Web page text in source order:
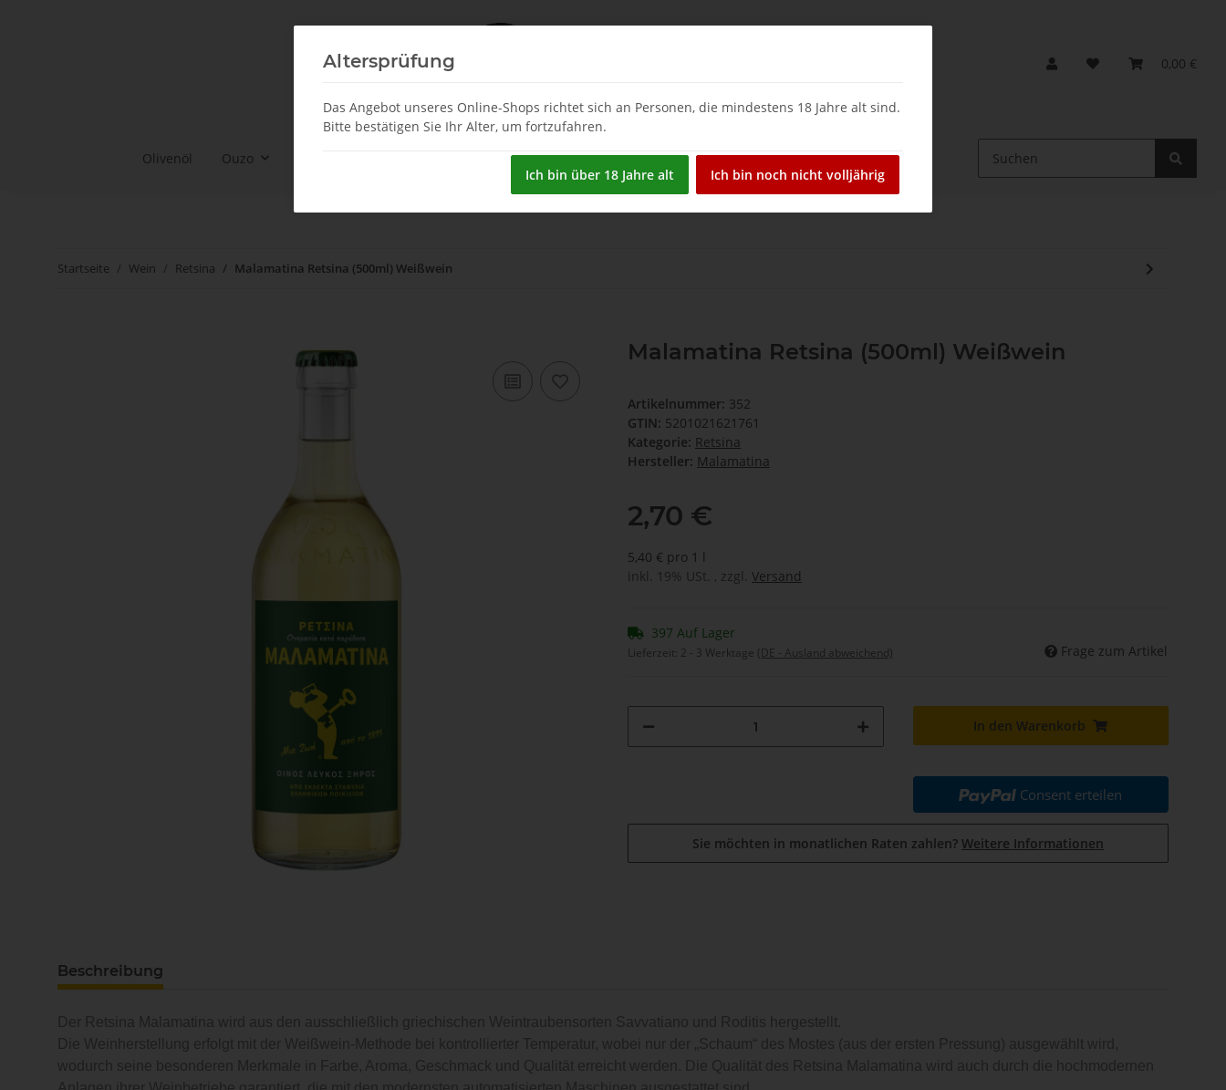
0,00 €
Olivenöl Ouzo Spirituosen Tsipouro & Tsikoudia Wein
Startseite Wein Retsina Malamatina Retsina (500ml) Weißwein
Malamatina Retsina (500ml) Weißwein
Artikelnummer: 352
GTIN: 5201021621761
Kategorie: Retsina
Hersteller: Malamatina
2,70 €
5,40 € pro 1 l
inkl. 19% USt. , zzgl. Versand
397 Auf Lager
Lieferzeit: 2 - 3 Werktage (DE - Ausland abweichend) Frage zum Artikel
In den Warenkorb
Consent erteilen
Sie möchten in monatlichen Raten zahlen? Weitere Informationen
Beschreibung
Altersprüfung
Das Angebot unseres Online-Shops richtet sich an Personen, die mindestens 18 Jahre alt sind.
Bitte bestätigen Sie Ihr Alter, um fortzufahren.
Ich bin über 18 Jahre alt Ich bin noch nicht volljährig